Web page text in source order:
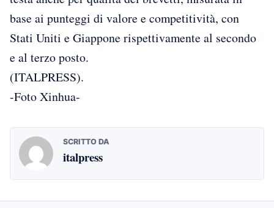
base ai punteggi di valore e competitività, con
Stati Uniti e Giappone rispettivamente al secondo
e al terzo posto.
(ITALPRESS).
-Foto Xinhua-
SCRITTO DA
italpress